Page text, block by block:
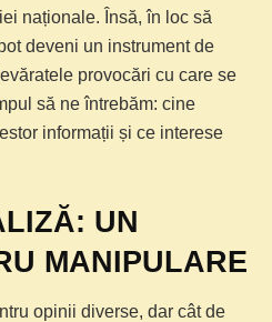
naționale. Însă, în loc să
deveni un instrument de
provocări cu care se
să ne întrebăm: cine
informații și ce interese
UN
MANIPULARE
opinii diverse, dar cât de